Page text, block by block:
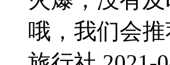
哦，我们会